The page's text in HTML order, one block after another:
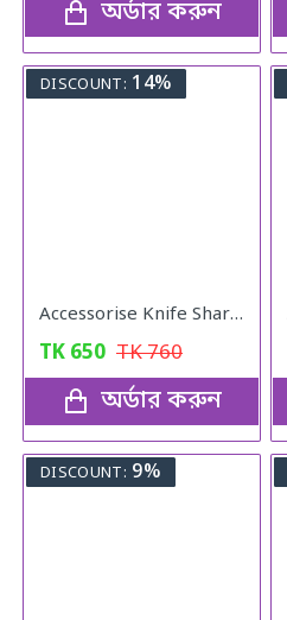
অর্ডার করুন
DISCOUNT: 14%
Accessorise Knife Sharper
TK 650 TK760
অর্ডার করুন
DISCOUNT: 9%